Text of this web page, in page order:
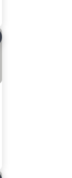
aos favoritos